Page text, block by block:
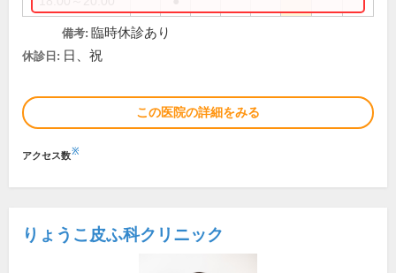
備考: 臨時休診あり
休診日: 日、祝
この医院の詳細をみる
アクセス数※
りょうこ皮ふ科クリニック